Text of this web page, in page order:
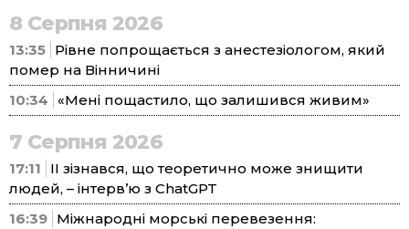
8 Серпня 2026
13:35 Рівне попрощається з анестезіологом, який
помер на Вінничині
10:34
«Мені пощастило, що залишився живим»
7 Серпня 2026
17:11
ІІ зізнався, що теоретично може знищити
людей, – інтерв’ю з ChatGPT
16:39 Міжнародні морські перевезення: